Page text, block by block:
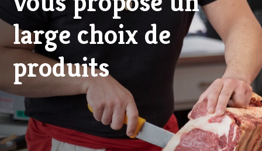
vous propose une
viande d'excellence